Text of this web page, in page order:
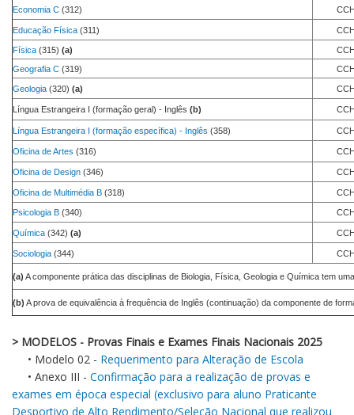
Economia C (312)
Educação Física (311)
Física (315) (a)
Geografia C (319)
Geologia (320) (a)
Língua Estrangeira I (formação geral) - Inglês (b)
Língua Estrangeira I (formação específica) - Inglês (358)
Oficina de Artes (316)
Oficina de Design (346)
Oficina de Multimédia B (318)
Psicologia B (340)
Química (342) (a)
Sociologia (344)
(a) A componente prática das disciplinas de Biologia, Física, Geologia e Química tem
(b) A prova de equivalência à frequência de Inglês (continuação) da componente de
> MODELOS - Provas Finais e Exames Finais Nacionais 2025
• Modelo 02 - Requerimento para Alteração de Escola
• Anexo III - Confirmação para a realização de provas e
exames em época especial (exclusivo para aluno Praticante
Desportivo de Alto Rendimento/Seleção Nacional que realizou